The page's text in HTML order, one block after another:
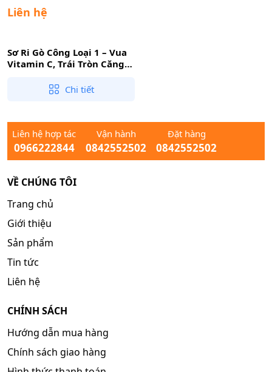
Liên hệ
Sơ Ri Gò Công Loại 1 – Vua
Vitamin C, Trái Tròn Căng
Chi tiết
Liên hệ hợp tác
0966222844
Vận hành
0842552502
Đặt hàng
0842552502
VỀ CHÚNG TÔI
Trang chủ
Giới thiệu
Sản phẩm
Tin tức
Liên hệ
CHÍNH SÁCH
Hướng dẫn mua hàng
Chính sách giao hàng